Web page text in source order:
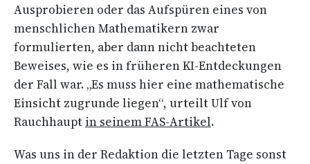
Ausprobieren oder das Aufspüren eines von
menschlichen Mathematikern zwar
formulierten, aber dann nicht beachteten
Beweises, wie es in früheren KI-Entdeckungen
der Fall war. „Es muss hier eine mathematische
Einsicht zugrunde liegen“, urteilt Ulf von
Rauchhaupt in seinem FAS-Artikel.
Was uns in der Redaktion die letzten Tage sonst